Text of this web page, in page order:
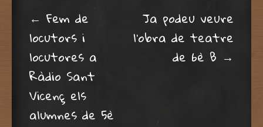
Post navigation
← Fem de
locutors i
locutores a
Ràdio Sant
Vicenç els
alumnes de 5è
Ja podeu veure
l’obra de teatre
de 6è B →